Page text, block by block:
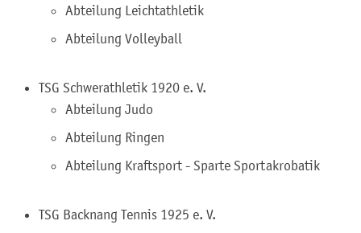
Abteilung Leichtathletik
Abteilung Volleyball
TSG Schwerathletik 1920 e. V.
Abteilung Judo
Abteilung Ringen
Abteilung Kraftsport - Sparte Sportakrobatik
TSG Backnang Tennis 1925 e. V.